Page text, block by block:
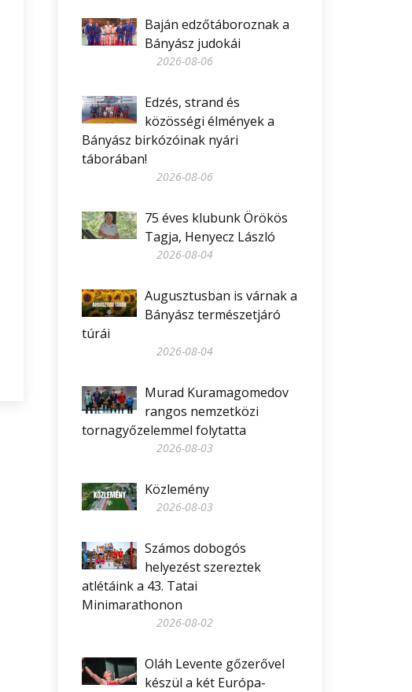
Baján edzőtáboroznak a
Bányász judokái
2026-08-06
Edzés, strand és
közösségi élmények a
Bányász birkózóinak nyári
táborában!
2026-08-06
75 éves klubunk Örökös
Tagja, Henyecz László
2026-08-04
Augusztusban is várnak a
Bányász természetjáró
túrái
2026-08-04
Murad Kuramagomedov
rangos nemzetközi
tornagyőzelemmel folytatta
2026-08-03
Közlemény
2026-08-03
Számos dobogós
helyezést szereztek
atlétáink a 43. Tatai
Minimarathonon
2026-08-02
Oláh Levente gőzerővel
készül a két Európa-